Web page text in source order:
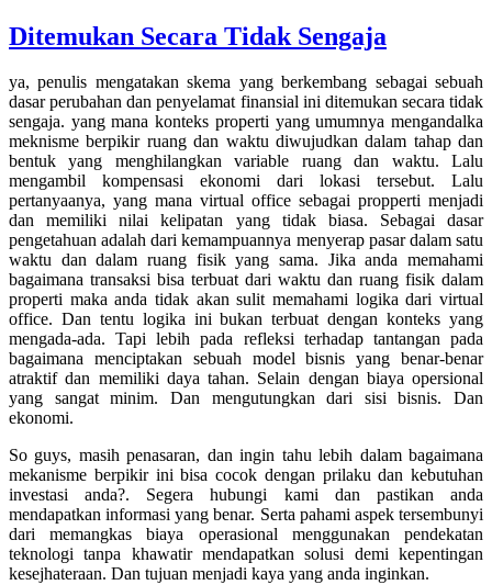
Ditemukan Secara Tidak Sengaja
ya, penulis mengatakan skema yang berkembang sebagai sebuah
dasar perubahan dan penyelamat finansial ini ditemukan secara tidak
sengaja. yang mana konteks properti yang umumnya mengandalka
meknisme berpikir ruang dan waktu diwujudkan dalam tahap dan
bentuk yang menghilangkan variable ruang dan waktu. Lalu
mengambil kompensasi ekonomi dari lokasi tersebut. Lalu
pertanyaanya, yang mana virtual office sebagai propperti menjadi
dan memiliki nilai kelipatan yang tidak biasa. Sebagai dasar
pengetahuan adalah dari kemampuannya menyerap pasar dalam satu
waktu dan dalam ruang fisik yang sama. Jika anda memahami
bagaimana transaksi bisa terbuat dari waktu dan ruang fisik dalam
properti maka anda tidak akan sulit memahami logika dari virtual
office. Dan tentu logika ini bukan terbuat dengan konteks yang
mengada-ada. Tapi lebih pada refleksi terhadap tantangan pada
bagaimana menciptakan sebuah model bisnis yang benar-benar
atraktif dan memiliki daya tahan. Selain dengan biaya opersional
yang sangat minim. Dan mengutungkan dari sisi bisnis. Dan
ekonomi.
So guys, masih penasaran, dan ingin tahu lebih dalam bagaimana
mekanisme berpikir ini bisa cocok dengan prilaku dan kebutuhan
investasi anda?. Segera hubungi kami dan pastikan anda
mendapatkan informasi yang benar. Serta pahami aspek tersembunyi
dari memangkas biaya operasional menggunakan pendekatan
teknologi tanpa khawatir mendapatkan solusi demi kepentingan
kesejhateraan. Dan tujuan menjadi kaya yang anda inginkan.